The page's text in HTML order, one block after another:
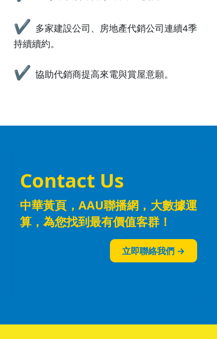
✔ 多家建設公司、房地產代銷公司連續4季
持續續約。
✔ 協助代銷商提高來電與賞屋意願。
Contact Us
中華黃頁，AAU聯播網，大數據運
算 ，為您找到最有價值客群！
立即聯絡我們 →